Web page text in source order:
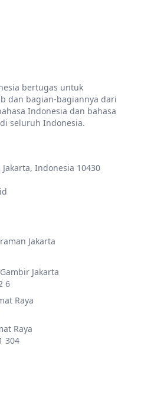
bertugas untuk
dan bagian-bagiannya dari
Indonesia dan bahasa
seluruh Indonesia.
Jakarta, Indonesia 10430
Jakarta
Jakarta
6
Raya
Raya
304